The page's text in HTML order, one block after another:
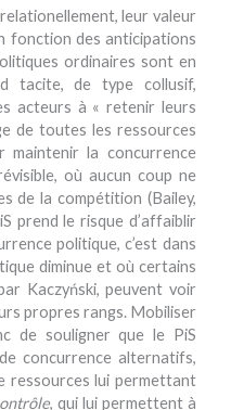
leur valeur
fonction des anticipations
ordinaires sont en
tacite, de type collusif,
acteurs à « retenir leurs
de toutes les ressources
la concurrence
où aucun coup ne
de la compétition (Bailey,
prend le risque d’affaiblir
politique, c’est dans
diminue et où certains
Kaczyński, peuvent voir
propres rangs. Mobiliser
de souligner que le PiS
concurrence alternatifs,
ressources lui permettant
, qui lui permettent à